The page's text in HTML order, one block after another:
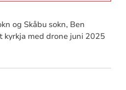
og Skåbu sokn, Ben
med drone juni 2025